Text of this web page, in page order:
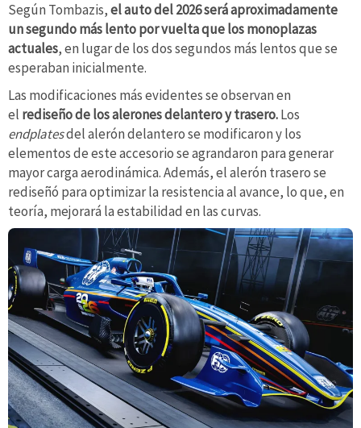
Según Tombazis,el auto del 2026 será aproximadamente
un segundo más lento por vuelta que los monoplazas
actuales, en lugar de los dos segundos más lentos que se
esperaban inicialmente.
Las modificaciones más evidentes se observan en
el rediseño de los alerones delantero y trasero.Los
endplatesdel alerón delantero se modificaron y los
elementos de este accesorio se agrandaron para generar
mayor carga aerodinámica. Además, el alerón trasero se
rediseñó para optimizar la resistencia al avance, lo que, en
teoría, mejorará la estabilidad en las curvas.